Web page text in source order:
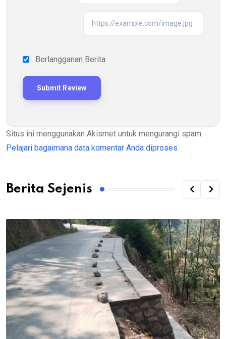
Berlangganan Berita
Situs ini menggunakan Akismet untuk mengurangi spam.
Pelajari bagaimana data komentar Anda diproses
Berita Sejenis